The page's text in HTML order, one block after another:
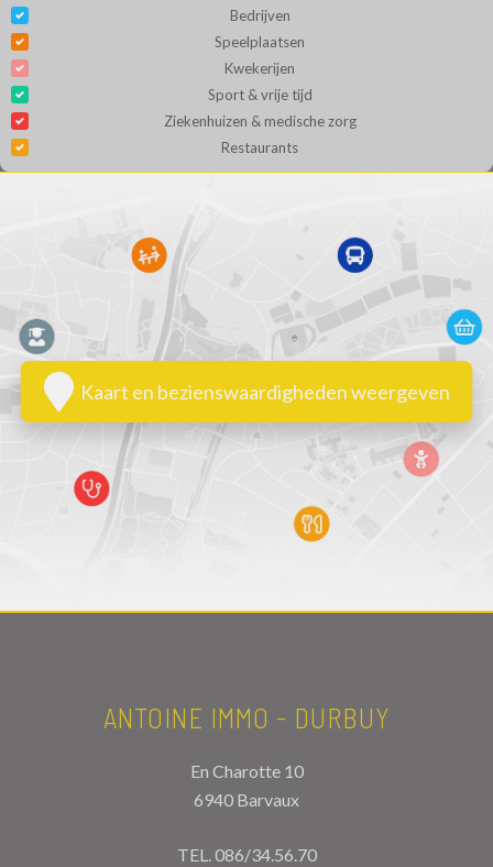
Bedrijven
Speelplaatsen
Kwekerijen
Sport & vrije tijd
Ziekenhuizen & medische zorg
Restaurants
Kaart en bezienswaardigheden weergeven
ANTOINE IMMO - DURBUY
En Charotte 10
6940 Barvaux
TEL.086/34.56.70